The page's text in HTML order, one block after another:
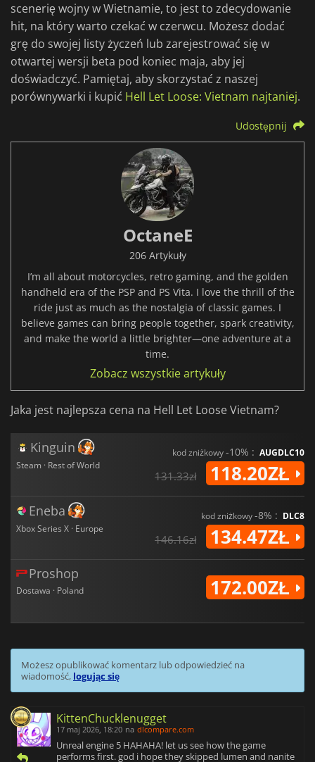
scenerię wojny w Wietnamie, to jest to zdecydowanie
hit, na który warto czekać w czerwcu. Możesz dodać
grę do swojej listy życzeń lub zarejestrować się w
otwartej wersji beta pod koniec maja, aby jej
doświadczyć. Pamiętaj, aby skorzystać z naszej
porównywarki i kupić Hell Let Loose: Vietnam najtaniej.
Udostępnij
OctaneE
206 Artykuły
I’m all about motorcycles, retro gaming, and the golden
handheld era of the PSP and PS Vita. I love the thrill of the
ride just as much as the nostalgia of classic games. I
believe games can bring people together, spark creativity,
and make the world a little brighter—one adventure at a
time.
Zobacz wszystkie artykuły
Jaka jest najlepsza cena na Hell Let Loose Vietnam?
Kinguin
Steam · Rest of World
kod zniżkowy-10% : AUGDLC10
131.33zł 118.20ZŁ
Eneba
Xbox Series X · Europe
kod zniżkowy-8% : DLC8
146.16zł 134.47ZŁ
Proshop
Dostawa · Poland 172.00ZŁ
Możesz opublikować komentarz lub odpowiedzieć na
wiadomość, logując się
KittenChucklenugget
17 maj 2026, 18:20 na dlcompare.com
Unreal engine 5 HAHAHA! let us see how the game
performs first. god i hope they skipped lumen and nanite